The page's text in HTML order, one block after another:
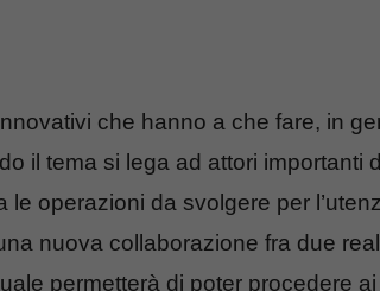
che hanno a che fare, in
il tema si lega ad attori importanti
operazioni da svolgere per
nuova collaborazione fra due
permetterà di poter procedere ai